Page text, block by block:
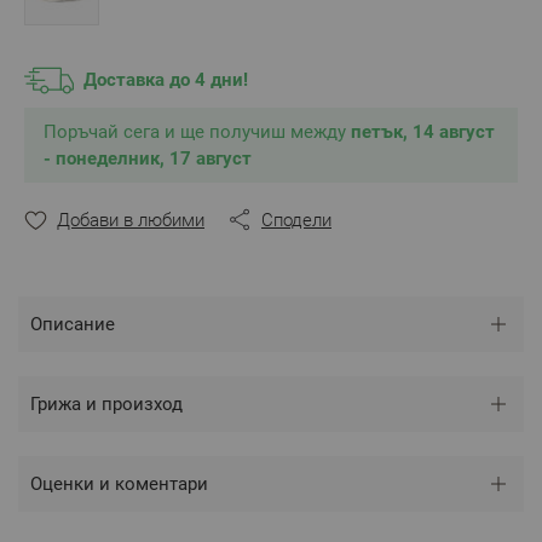
Цвят: естествен памук
Размер: 195/210
100% памук ранфорс
- Пълнеж: Силиконов пух 100% полиестер, 300 г/м
разминаване в тоновете и цветовете според
настройките на използваното устройство.
Доставка до 4 дни!
Поръчай сега и ще получиш между петък, 14 август
- понеделник, 17 август
Добави в любими Сподели
Описание
Грижа и произход
Оценки и коментари